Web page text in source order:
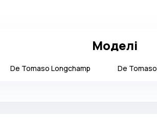
Моделі
De Tomaso Longchamp De Tomaso